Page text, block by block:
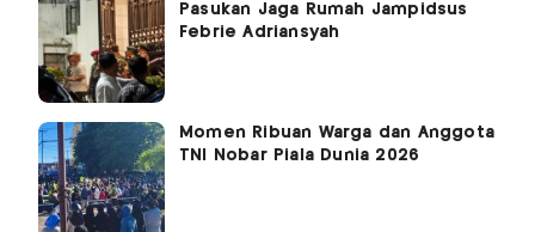
Pasukan Jaga Rumah Jampidsus
Febrie Adriansyah
Momen Ribuan Warga dan Anggota
TNI Nobar Piala Dunia 2026